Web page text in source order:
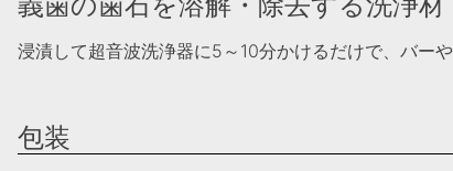
浸漬して超音波洗浄器に5～10分かけるだけで、バー
包装